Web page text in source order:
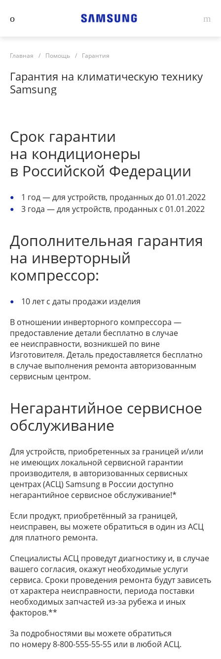
Главная / Помощь / Гарантия
Гарантия на климатическую технику
Samsung
Срок гарантии
на кондиционеры
в Российской Федерации
1 год — для устройств, проданных до 01.01.2022
3 года — для устройств, проданных с 01.01.2022
Дополнительная гарантия
на инверторный
компрессор:
10 лет с даты продажи изделия
В отношении инверторного компрессора —
предоставление детали бесплатно в случае
ее неисправности, возникшей по вине
Изготовителя. Деталь предоставляется бесплатно
в случае выполнения ремонта авторизованным
сервисным центром.
Негарантийное сервисное
обслуживание
Для устройств, приобретенных за границей и/или
не имеющих локальной сервисной гарантии
производителя, в авторизованных сервисных
центрах (АСЦ) Samsung в России доступно
негарантийное сервисное обслуживание!*
Если продукт, приобретённый за границей,
неисправен, вы можете обратиться в один из АСЦ
для платного ремонта.
Специалисты АСЦ проведут диагностику и, в случае
вашего согласия, окажут необходимые услуги
сервиса. Сроки проведения ремонта будут зависеть
от характера неисправности, периода поставки
необходимых запчастей из-за рубежа и иных
факторов.**
За подробностями вы можете обратиться
по номеру8-800-555-55-55 или в любой АСЦ.